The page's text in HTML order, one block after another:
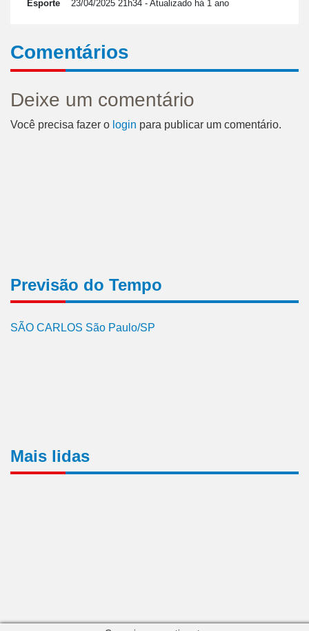
Esporte 23/04/2025 21h34 - Atualizado há 1 ano
Comentários
Deixe um comentário
Você precisa fazer o login para publicar um comentário.
Previsão do Tempo
SÃO CARLOS São Paulo/SP
Mais lidas